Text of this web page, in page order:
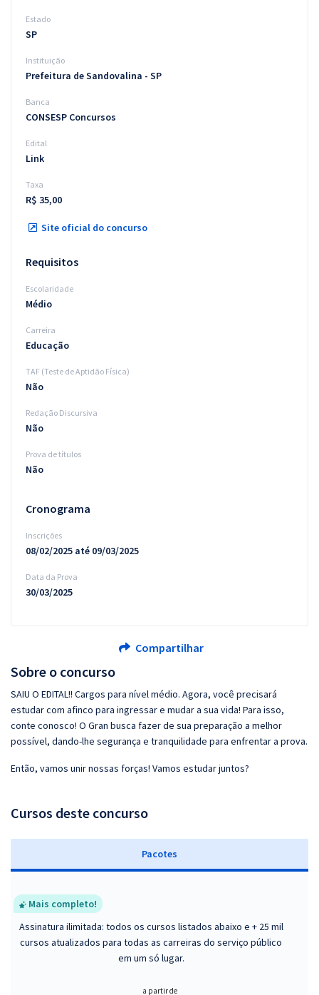
Sobre o concurso
SAIU O EDITAL!! Cargos para nível médio. Agora, você precisará
estudar com afinco para ingressar e mudar a sua vida! Para isso,
conte conosco! O Gran busca fazer de sua preparação a melhor
possível, dando-lhe segurança e tranquilidade para enfrentar a prova.
Então, vamos unir nossas forças! Vamos estudar juntos?
Cursos deste concurso
Pacotes
Mais completo!
Assinatura ilimitada: todos os cursos listados abaixo e + 25 mil
cursos atualizados para todas as carreiras do serviço público
em um só lugar.
a partir de
Estado
SP
Instituição
Prefeitura de Sandovalina - SP
Banca
CONSESP Concursos
Edital
Link
Taxa
R$ 35,00
Site oficial do concurso
Requisitos
Escolaridade
Médio
Carreira
Educação
TAF (Teste de Aptidão Física)
Não
Redação Discursiva
Não
Prova de títulos
Não
Cronograma
Inscrições
08/02/2025 até 09/03/2025
Data da Prova
30/03/2025
Compartilhar